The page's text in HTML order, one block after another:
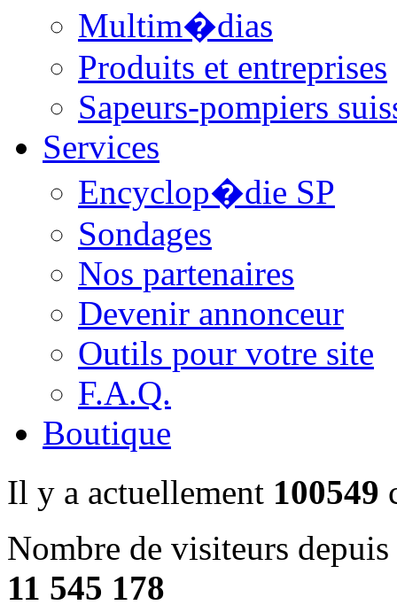
Multim�dias
Produits et entreprises
Sapeurs-pompiers
Services
Encyclop�die SP
Sondages
Nos partenaires
Devenir annonceur
Outils pour votre site
F.A.Q.
Boutique
Il y a actuellement 100549
Nombre de visiteurs
11 545 178